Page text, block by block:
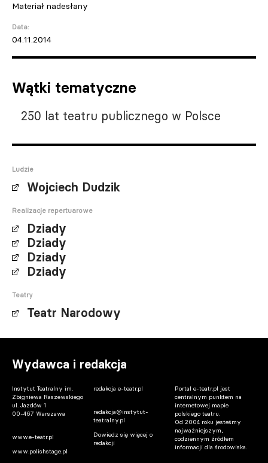
Materiał nadesłany
Data:
04.11.2014
Wątki tematyczne
250 lat teatru publicznego w Polsce
Ludzie
Wojciech Dudzik
Realizacje repertuarowe
Dziady
Dziady
Dziady
Dziady
Teatry
Teatr Narodowy
Wydawca i redakcja
Instytut Teatralny im.
Zbigniewa Raszewskiego
ul. Jazdów 1
00-467 Warszawa
www.e-teatr.pl
www.polishstage.pl
redakcja e-teatr.pl
redakcja@instytut-
teatralny.pl
Dowiedz się więcej o
redakcji
Portal e-teatr.pl jest
centralnym punktem na
internetowej mapie
polskiego teatru.
Od 2004 roku jesteśmy
najważniejszym,
codziennym źródłem
informacji dla środowiska.